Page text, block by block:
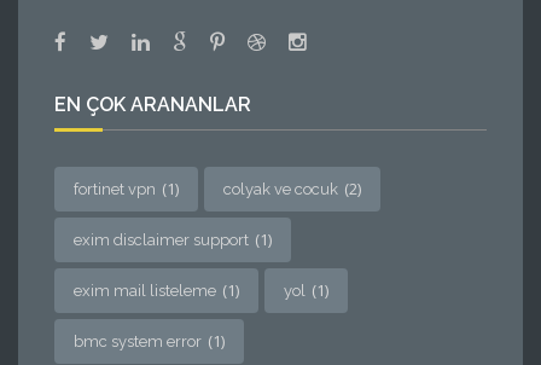
EN ÇOK ARANANLAR
fortinet vpn (1) colyak ve cocuk (2)
exim disclaimer support (1)
exim mail listeleme (1) yol (1)
bmc system error (1)